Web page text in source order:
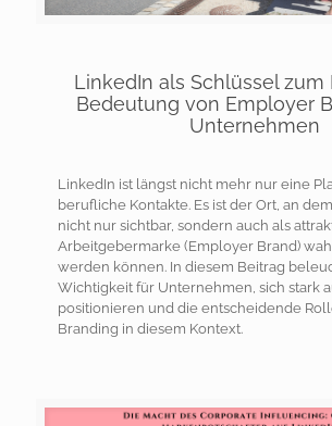
LinkedIn als Schlüssel zum
Bedeutung von Employer
Unternehmen
LinkedIn ist längst nicht mehr nur eine
berufliche Kontakte. Es ist der Ort, an
nicht nur sichtbar, sondern auch als
Arbeitgebermarke (Employer Brand)
werden können. In diesem Beitrag
Wichtigkeit für Unternehmen, sich stark
positionieren und die entscheidende
Branding in diesem Kontext.